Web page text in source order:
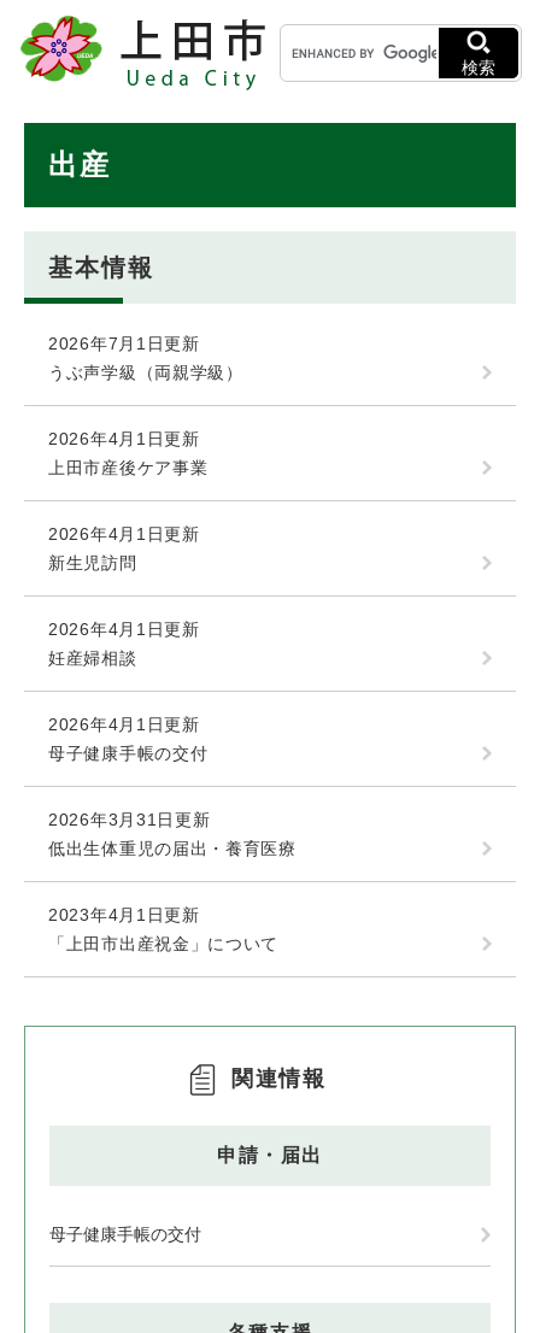
メニューを飛ばして本文へ
キ
ー
ワ
検索
出産
基本情報
2026年7月1日更新
うぶ声学級（両親学級）
2026年4月1日更新
上田市産後ケア事業
2026年4月1日更新
新生児訪問
2026年4月1日更新
妊産婦相談
2026年4月1日更新
母子健康手帳の交付
2026年3月31日更新
低出生体重児の届出・養育医療
2023年4月1日更新
「上田市出産祝金」について
関連情報
申請・届出
母子健康手帳の交付